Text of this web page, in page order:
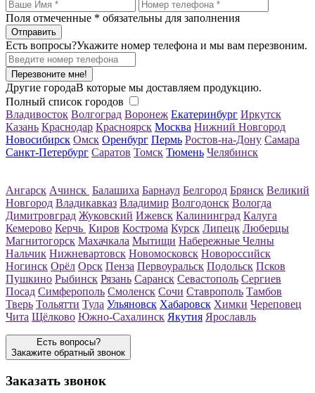
Поля отмеченные * обязательны для заполнения
Есть вопросы?Укажите номер телефона и мы вам перезвоним.
Перезвоните мне!
Другие городаВ которые мы доставляем продукцию.
Полный список городов
Владивосток Волгоград Воронеж Екатеринбург Иркутск
Казань Краснодар Красноярск Москва Нижний Новгород
Новосибирск Омск Оренбург Пермь Ростов-на-Дону Самара
Санкт-Петербург Саратов Томск Тюмень Челябинск
Ангарск Ачинск Балашиха Барнаул Белгород Брянск Великий
Новгород Владикавказ Владимир Волгодонск Вологда
Димитровград Жуковский Ижевск Калининград Калуга
Кемерово Керчь Киров Кострома Курск Липецк Люберцы
Магнитогорск Махачкала Мытищи Набережные Челны
Нальчик Нижневартовск Новомосковск Новороссийск
Ногинск Орёл Орск Пенза Первоуральск Подольск Псков
Пушкино Рыбинск Рязань Саранск Севастополь Сергиев
Посад Симферополь Смоленск Сочи Ставрополь Тамбов
Тверь Тольятти Тула Ульяновск Хабаровск Химки Череповец
Чита Щёлково Южно-Сахалинск Якутия Ярославль
Есть вопросы?
Закажите обратный звонок
Заказать звонок